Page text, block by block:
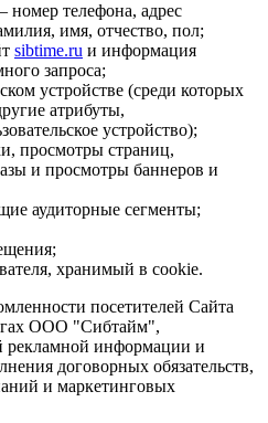
номер телефона, адрес
имя, отчество, пол;
sibtime.ru и информация
запроса;
устройстве (среди которых
атрибуты,
устройство);
просмотры страниц,
и просмотры баннеров и
аудиторные сегменты;
хранимый в cookie.
посетителей Сайта
ООО "Сибтайм",
рекламной информации и
договорных обязательств,
и маркетинговых